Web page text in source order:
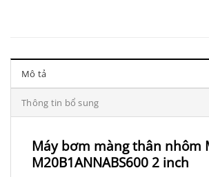
Mô tả
Thông tin bổ sung
Máy bơm màng thân nhôm
M20B1ANNABS600 2 inch